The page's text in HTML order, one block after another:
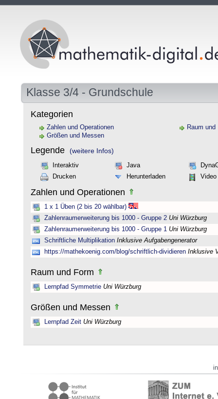
Klasse 3/4 - Grundschule
Kategorien
Zahlen und Operationen
Raum und
Größen und Messen
Legende (weitere Infos)
Interaktiv Java
Drucken
Herunterladen Video
Zahlen und Operationen
1 x 1 Üben (2 bis 20 wählbar)
Zahlenraumerweiterung bis 1000 - Gruppe 2 Uni Würzburg
Zahlenraumerweiterung bis 1000 - Gruppe 1 Uni Würzburg
Schriftliche Multiplikation Inklusive Aufgabengenerator
https://mathekoenig.com/blog/schriftlich-dividieren Inklusive
Raum und Form
Lernpfad Symmetrie Uni Würzburg
Größen und Messen
Lernpfad Zeit Uni Würzburg